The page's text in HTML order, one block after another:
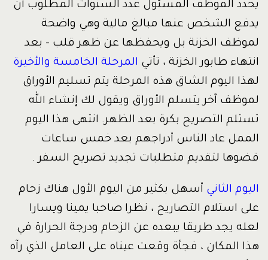
يحدد الموظف المسئول عدد السنوات المطلوب أن
يدفع الشخص عنها مبالغ مالية وهي واضحة
لموظف الخزنة بل ويحفظها عن ظهر قلب – بعد
انتهاء طابور الخزنة ، تأتي المرحلة الخامسة والأخيرة
لهذا اليوم الشاق هذه المرحلة يتم تسليم الأوراق
لموظف آخر يتسلم الأوراق ويقول لك إنشاء الله
تستلم التصريح بكرة بعد الظهر. انتهى هذا اليوم
الممل عاد الناس أدراجهم بعد خمس ساعات
قضوها لتقديم متطلبات تجديد تصريح السفر .
اليوم الثاني أسهل بكثير من اليوم الأول هناك زحام
على استلام التصاريح ، نظرا صاحبا يمينا ويسارا
لعله يجد طريقا يبعده عن الزحام ودرجة الحرارة في
هذا المكان ، فجأة وقعت عيناه على العامل الذي رآه